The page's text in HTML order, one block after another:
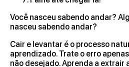
Você nasceu sabendo andar?
nasceu sabendo andar?
Cair e levantar é o processo
aprendizado. Trate o erro
não desejado. Aprenda a extrair